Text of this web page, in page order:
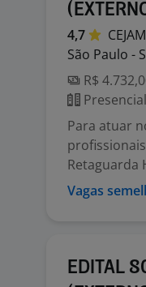
4,7
CEJAM
São Paulo -
R$
Presencial
Para atuar
Retaguarda
Vagas
EDITAL